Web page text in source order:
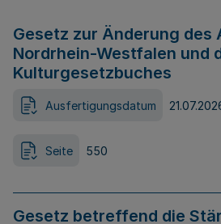
Gesetz zur Änderung
Nordrhein-Westfalen und
Kulturgesetzbuches
Ausfertigungsdatum
Seite 550
Gesetz betreffend die